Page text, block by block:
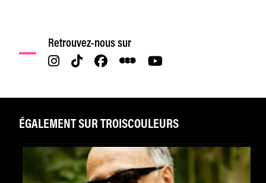
Retrouvez-nous sur
ÉGALEMENT SUR TROISCOULEURS